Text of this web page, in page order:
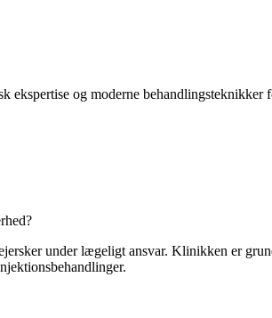
og moderne behandlingsteknikker
under lægeligt ansvar. Klinikken er